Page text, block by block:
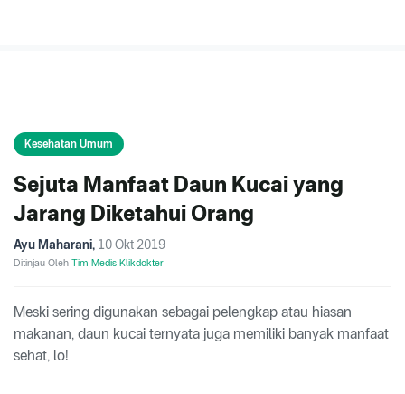
Kesehatan Umum
Sejuta Manfaat Daun Kucai yang
Jarang Diketahui Orang
Ayu Maharani, 10 Okt 2019
Ditinjau Oleh Tim Medis Klikdokter
Meski sering digunakan sebagai pelengkap atau hiasan
makanan, daun kucai ternyata juga memiliki banyak manfaat
sehat, lo!